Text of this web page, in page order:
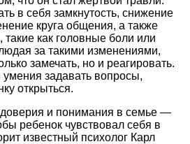
в себя замкнутость, снижение
круга общения, а также
как головные боли или
за такими изменениями,
замечать, но и реагировать.
умения задавать вопросы,
открыться.
и понимания в семье —
ребенок чувствовал себя в
известный психолог Карл